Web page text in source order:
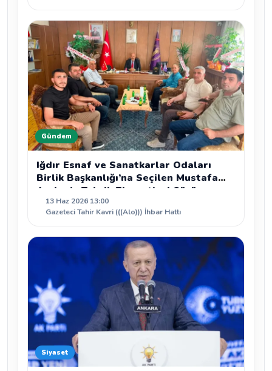
Gündem
Iğdır Esnaf ve Sanatkarlar Odaları
Birlik Başkanlığı’na Seçilen Mustafa
Arslan’a Tebrik Ziyaretleri Sürüyor
13 Haz 2026 13:00
Gazeteci Tahir Kavri (((Alo))) İhbar Hattı
Siyaset